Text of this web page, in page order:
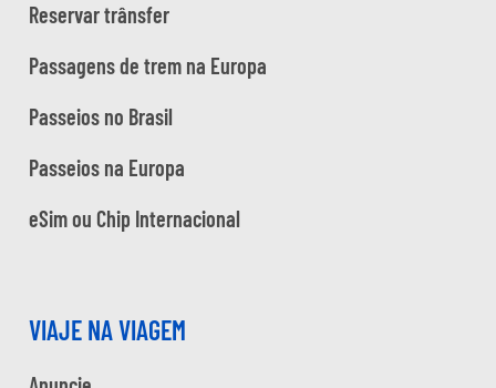
Reservar trânsfer
Passagens de trem na Europa
Passeios no Brasil
Passeios na Europa
eSim ou Chip Internacional
VIAJE NA VIAGEM